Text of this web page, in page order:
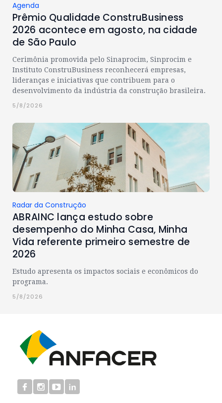
Agenda
Prêmio Qualidade ConstruBusiness
2026 acontece em agosto, na cidade
de São Paulo
Cerimônia promovida pelo Sinaprocim, Sinprocim e
Instituto ConstruBusiness reconhecerá empresas,
lideranças e iniciativas que contribuem para o
desenvolvimento da indústria da construção brasileira.
5/8/2026
Radar da Construção
ABRAINC lança estudo sobre
desempenho do Minha Casa, Minha
Vida referente primeiro semestre de
2026
Estudo apresenta os impactos sociais e econômicos do
programa.
5/8/2026